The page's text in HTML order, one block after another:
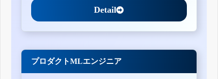
Detail
プロダクトMLエンジニア